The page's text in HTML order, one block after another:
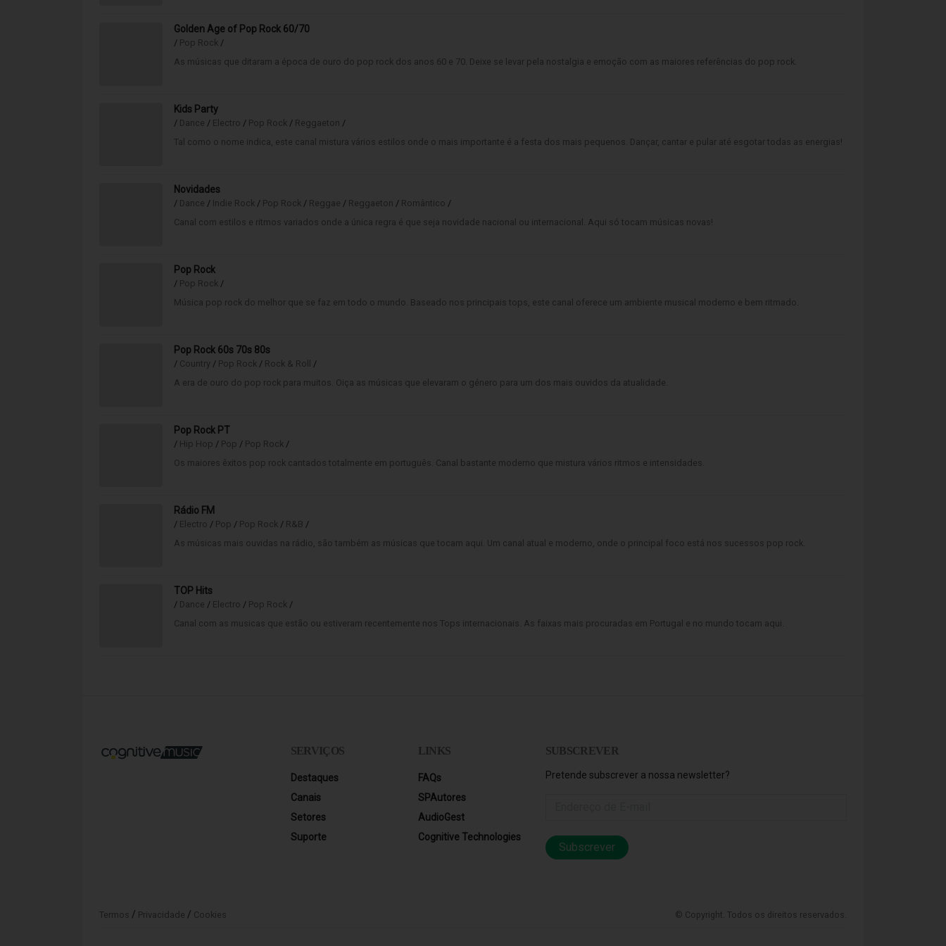
Golden Age of Pop Rock 60/70
/ Pop Rock /
As músicas que ditaram a época de ouro do pop rock dos anos 60 e 70. Deixe se levar pela nostalgia e emoção com as maiores referências do pop rock.
Kids Party
/ Dance / Electro / Pop Rock / Reggaeton /
Tal como o nome indica, este canal mistura vários estilos onde o mais importante é a festa dos mais pequenos. Dançar, cantar e pular até esgotar todas as energias!
Novidades
/ Dance / Indie Rock / Pop Rock / Reggae / Reggaeton / Romântico /
Canal com estilos e ritmos variados onde a única regra é que seja novidade nacional ou internacional. Aqui só tocam músicas novas!
Pop Rock
/ Pop Rock /
Música pop rock do melhor que se faz em todo o mundo. Baseado nos principais tops, este canal oferece um ambiente musical moderno e bem ritmado.
Pop Rock 60s 70s 80s
/ Country / Pop Rock / Rock & Roll
/
A era de ouro do pop rock para muitos. Oiça as músicas que elevaram o género para um dos mais ouvidos da atualidade.
Pop Rock PT
/ Hip Hop / Pop / Pop Rock /
Os maiores êxitos pop rock cantados totalmente em português. Canal bastante moderno que mistura vários ritmos e intensidades.
Rádio FM
/ Electro / Pop / Pop Rock / R&B /
As músicas mais ouvidas na rádio, são também as músicas que tocam aqui. Um canal atual e moderno, onde o principal foco está nos sucessos pop rock.
TOP Hits
/ Dance / Electro / Pop Rock /
Canal com as musicas que estão ou estiveram recentemente nos Tops internacionais. As faixas mais procuradas em Portugal e no mundo tocam aqui.
SERVIÇOS
Destaques
Canais
Setores
Suporte
LINKS
FAQs
SPAutores
AudioGest
Cognitive Technologies
SUBSCREVER
Pretende subscrever a nossa newsletter?
Subscrever
Termos / Privacidade / Cookies © Copyright. Todos os direitos reservados.